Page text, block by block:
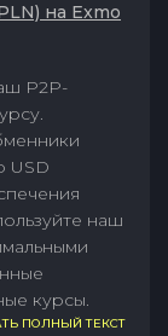
на Exmo
P2P-
USD
наш
курсы.
ПОЛНЫЙ ТЕКСТ